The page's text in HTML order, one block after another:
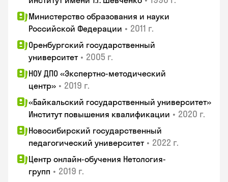
Министерство образования и науки
Российской Федерации • 2011 г.
Оренбургский государственный
университет • 2005 г.
НОУ ДПО «Экспертно-методический
центр» • 2019 г.
«Байкальский государственный университет»
Институт повышения квалификации • 2020 г.
Новосибирский государственный
педагогический университет • 2022 г.
Центр онлайн-обучения Нетология-
групп • 2019 г.